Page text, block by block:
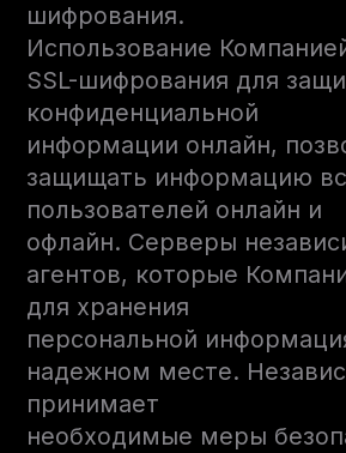
шифрования.
Использование
SSL-шифрования для
конфиденциальной
информации онлайн,
защищать информацию
пользователей онлайн и
офлайн. Серверы
агентов, которые
для хранения
персональной
надежном месте.
принимает
необходимые меры